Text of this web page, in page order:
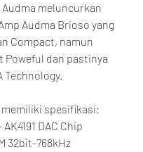
Audma meluncurkan
Audma Brioso yang
Compact, namun
Poweful dan pastinya
Technology.
spesifikasi:
DAC Chip
32bit-768kHz